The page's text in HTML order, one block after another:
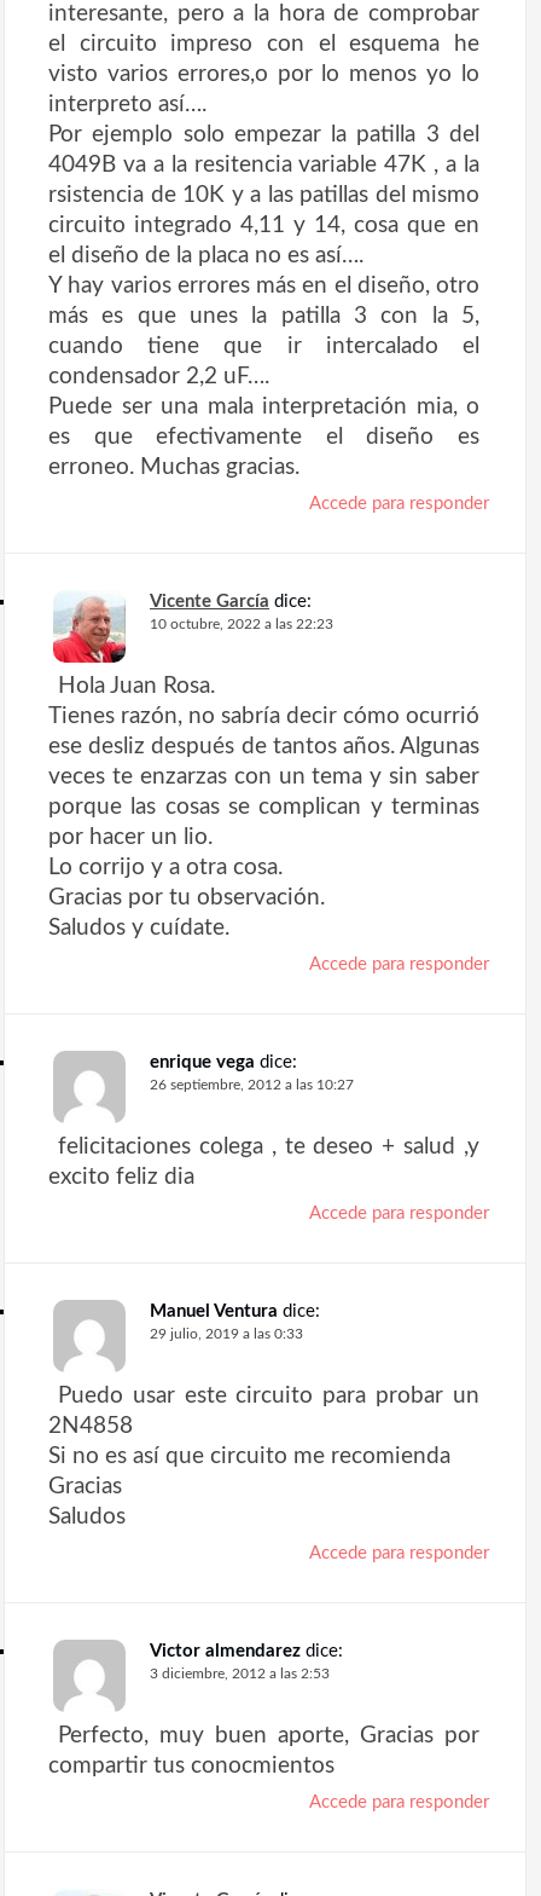
interesante, pero a la hora de comprobar
el circuito impreso con el esquema he
visto varios errores,o por lo menos yo lo
interpreto así….
Por ejemplo solo empezar la patilla 3 del
4049B va a la resitencia variable 47K , a la
rsistencia de 10K y a las patillas del mismo
circuito integrado 4,11 y 14, cosa que en
el diseño de la placa no es así….
Y hay varios errores más en el diseño, otro
más es que unes la patilla 3 con la 5,
cuando tiene que ir intercalado el
condensador 2,2 uF….
Puede ser una mala interpretación mia, o
es que efectivamente el diseño es
erroneo. Muchas gracias.
Accede para responder
Vicente García dice:
10 octubre, 2022 a las 22:23
Hola Juan Rosa.
Tienes razón, no sabría decir cómo ocurrió
ese desliz después de tantos años. Algunas
veces te enzarzas con un tema y sin saber
porque las cosas se complican y terminas
por hacer un lio.
Lo corrijo y a otra cosa.
Gracias por tu observación.
Saludos y cuídate.
Accede para responder
enrique vega dice:
26 septiembre, 2012 a las 10:27
felicitaciones colega , te deseo + salud ,y
excito feliz dia
Accede para responder
Manuel Ventura dice:
29 julio, 2019 a las 0:33
Puedo usar este circuito para probar un
2N4858
Si no es así que circuito me recomienda
Gracias
Saludos
Accede para responder
Victor almendarez dice:
3 diciembre, 2012 a las 2:53
Perfecto, muy buen aporte, Gracias por
compartir tus conocmientos
Accede para responder